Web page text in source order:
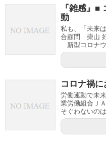
『雑感』■
動
私も、「未来
合顧問 柴山
新型コロナ
コロナ禍
労働運動で未
業労働組合Ｊ
そぐわないの